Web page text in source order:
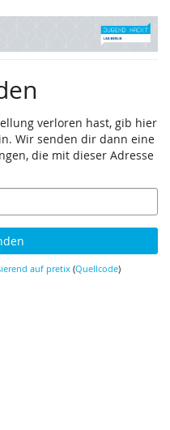
verloren hast, gib hier
Wir senden dir dann eine
die mit dieser Adresse
auf pretix(Quellcode)